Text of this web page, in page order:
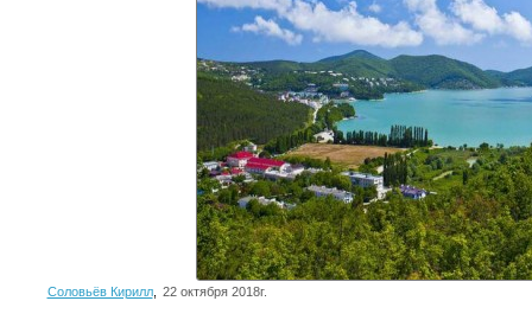
Соловьёв Кирилл, 22 октября 2018г.